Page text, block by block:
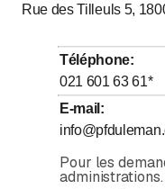
Mardi
Mercredi
Jeudi
Vendredi
Samedi
Dimanche
Rue des Tilleuls 5,
Téléphone:
021 601 63 61*
E-mail :
Pour les
administrations.